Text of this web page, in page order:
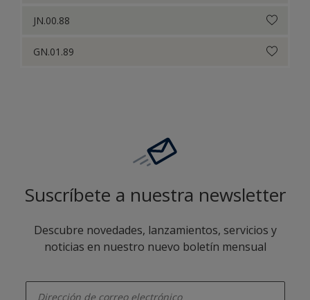
JN.00.88
GN.01.89
Suscríbete a nuestra newsletter
Descubre novedades, lanzamientos, servicios y
noticias en nuestro nuevo boletín mensual